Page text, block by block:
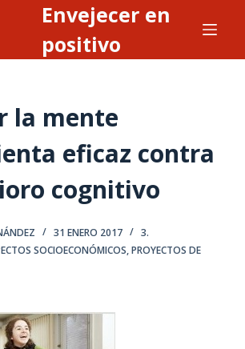
Envejecer en
positivo
la mente
eficaz contra
cognitivo
31 ENERO 2017
3.
SOCIOECONÓMICOS,PROYECTOS DE